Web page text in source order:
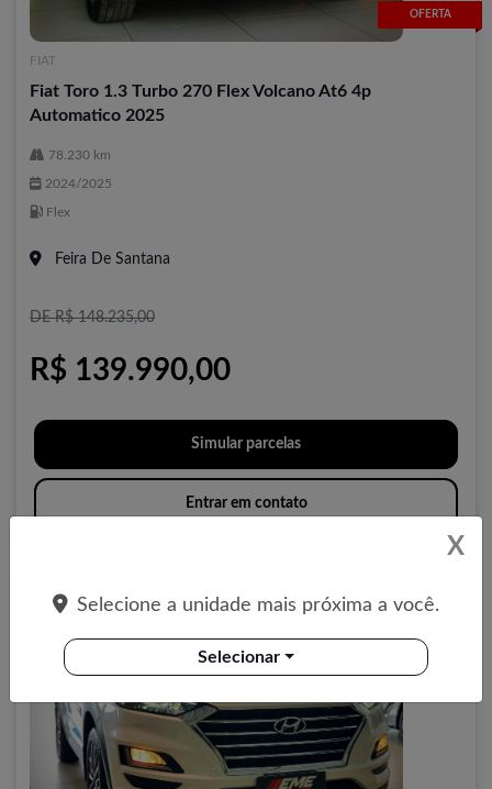
OFERTA
FIAT
Fiat Toro 1.3 Turbo 270 Flex Volcano At6 4p
Automatico 2025
78.230 km
2024/2025
Flex
Feira De Santana
DE R$ 148.235,00
R$ 139.990,00
Simular parcelas
Entrar em contato
Compartilhar
X
Selecione a unidade mais próxima a você.
Selecionar